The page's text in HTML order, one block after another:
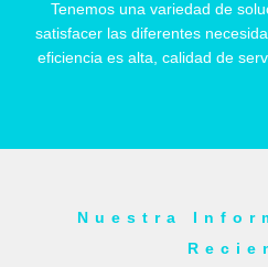
Tenemos una variedad de
satisfacer las diferentes
eficiencia es alta, calidad de
Nuestra